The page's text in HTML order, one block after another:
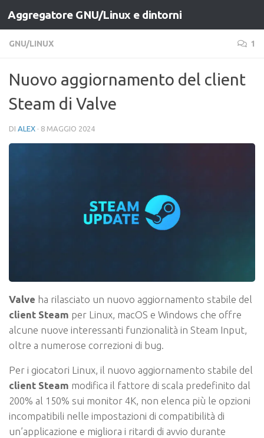
Salta al contenuto
Aggregatore GNU/Linux e dintorni
GNU/LINUX 1
Nuovo aggiornamento del client
Steam di Valve
DI ALEX · 8 MAGGIO 2024
Valve ha rilasciato un nuovo aggiornamento stabile del
client Steam per Linux, macOS e Windows che offre
alcune nuove interessanti funzionalità in Steam Input,
oltre a numerose correzioni di bug.
Per i giocatori Linux, il nuovo aggiornamento stabile del
client Steam modifica il fattore di scala predefinito dal
200% al 150% sui monitor 4K, non elenca più le opzioni
incompatibili nelle impostazioni di compatibilità di
un’applicazione e migliora i ritardi di avvio durante